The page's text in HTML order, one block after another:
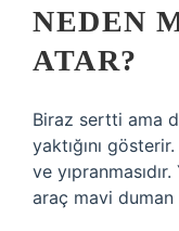
NEDEN
ATAR?
Biraz sertti ama
yaktığını
ve
araç mavi duman